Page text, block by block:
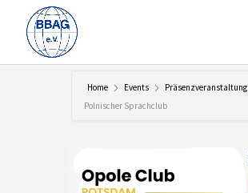
Home Events
Präsenzveranstaltung
Polnischer Sprachclub